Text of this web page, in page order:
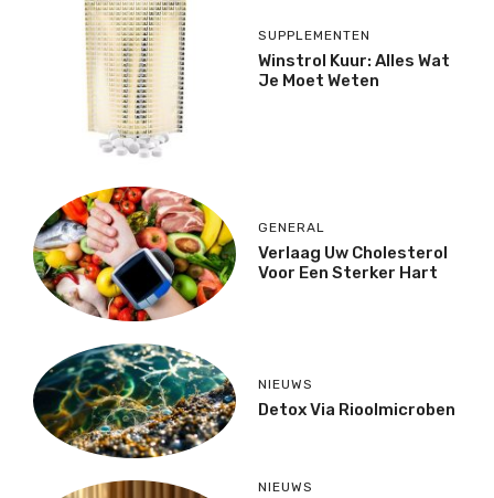
SUPPLEMENTEN
Winstrol Kuur: Alles Wat
Je Moet Weten
GENERAL
Verlaag Uw Cholesterol
Voor Een Sterker Hart
NIEUWS
Detox Via Rioolmicroben
NIEUWS